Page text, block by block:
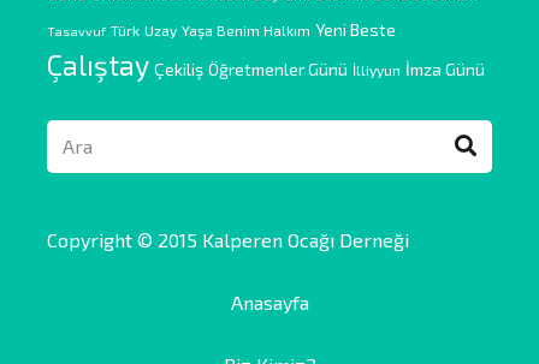
Tasavvuf Türk Uzay Yaşa Benim Halkım Yeni Beste
Çalıştay Çekiliş Öğretmenler Günü İlliyyun İmza Günü
Copyright © 2015 Kalperen Ocağı Derneği
Anasayfa